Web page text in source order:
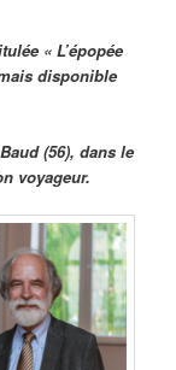
« L’épopée
disponible
(56), dans le
voyageur.